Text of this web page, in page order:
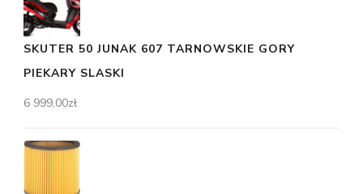
SKUTER 50 JUNAK 607 TARNOWSKIE GORY
PIEKARY SLASKI
6 999,00zł